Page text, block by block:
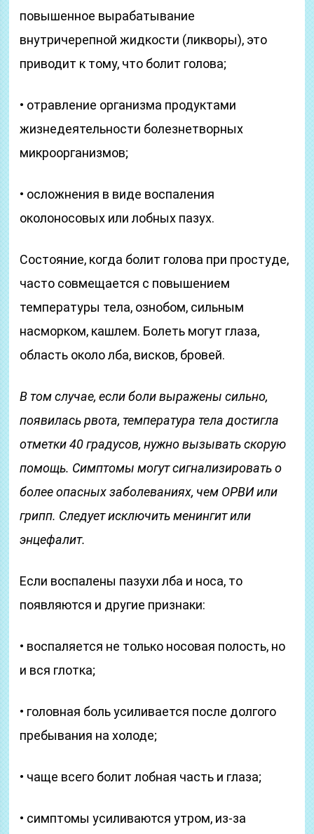
повышенное вырабатывание
внутричерепной жидкости (ликворы), это
приводит к тому, что болит голова;
• отравление организма продуктами
жизнедеятельности болезнетворных
микроорганизмов;
• осложнения в виде воспаления
околоносовых или лобных пазух.
Состояние, когда болит голова при простуде,
часто совмещается с повышением
температуры тела, ознобом, сильным
насморком, кашлем. Болеть могут глаза,
область около лба, висков, бровей.
В том случае, если боли выражены сильно,
появилась рвота, температура тела достигла
отметки 40 градусов, нужно вызывать скорую
помощь. Симптомы могут сигнализировать о
более опасных заболеваниях, чем ОРВИ или
грипп. Следует исключить менингит или
энцефалит.
Если воспалены пазухи лба и носа, то
появляются и другие признаки:
• воспаляется не только носовая полость, но
и вся глотка;
• головная боль усиливается после долгого
пребывания на холоде;
• чаще всего болит лобная часть и глаза;
• симптомы усиливаются утром, из-за